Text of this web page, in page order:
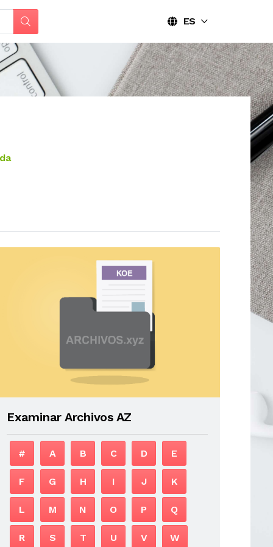
ES
Examinar Archivos AZ
# A B C D E
F G H I J K
L M N O P Q
R S T U V W